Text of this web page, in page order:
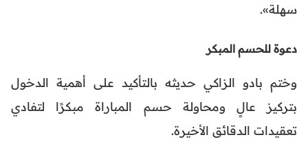
سهلة».
دعوة للحسم المبكر
وختم بادو الزاكي حديثه بالتأكيد على أهمية الدخول
بتركيز عالٍ ومحاولة حسم المباراة مبكرًا لتفادي
تعقيدات الدقائق الأخيرة.